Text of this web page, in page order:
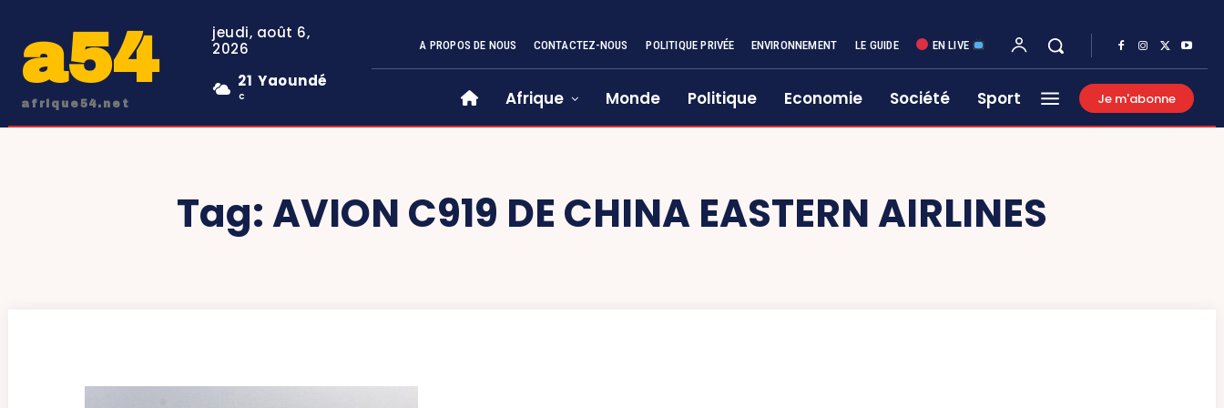
a54
afrique54.net
jeudi, août 6,
2026
21
C
Yaoundé
A PROPOS DE NOUS CONTACTEZ-NOUS POLITIQUE PRIVÉE ENVIRONNEMENT LE GUIDE EN LIVE
Afrique Monde Politique Economie Société Sport Je m'abonne
Tag:AVION C919 DE CHINA EASTERN AIRLINES